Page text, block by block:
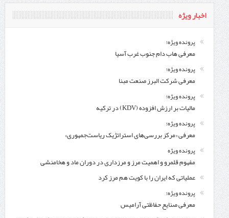
اخبار ویژه
پرونده ویژه؛
معرفی هاب دام جنوب غرب آسیا
پرونده ویژه؛
معرفی شركت البرز صنعت مبنا
پرونده ویژه؛
مالیات بر ارزش افزوده (KDV) در ترکیه
پرونده ویژه؛
معرفی «مرکز بررسی‌های استراتژیک ریاست‌جمهوری»
پرونده ویژه
مفهوم قلمرو و اهمیت مرز و مرزداری در دوران ماد و هخامنشی
عملیاتی که ایران را با کویت هم مرز کرد
پرونده ویژه؛
معرفی صنایع حفاظتی آرامیس